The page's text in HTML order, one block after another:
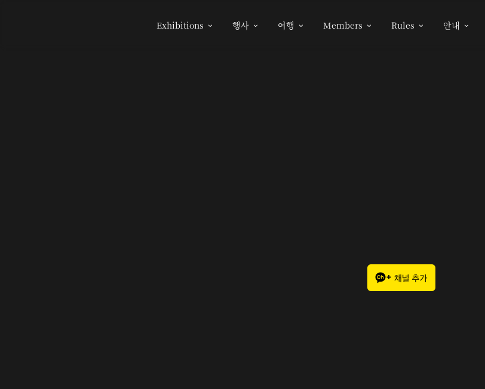
Exhibitions  행사  여행  Members  Rules  안내 